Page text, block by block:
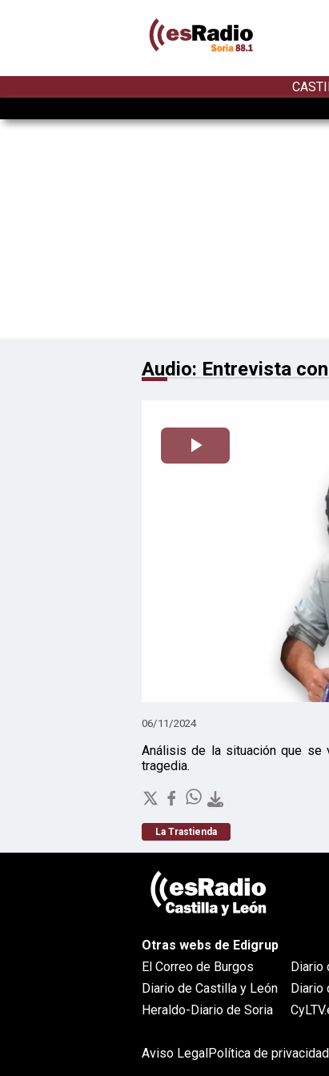
Audio: Entrevista
Reproducir
06/11/2024
Análisis de la situación que se
tragedia.
La Trastienda
Otras webs de Edigrup
El Correo de Burgos
Diario de Castilla y León
Heraldo-Diario de Soria
Diario
Diario
Aviso LegalPolítica de privacidad